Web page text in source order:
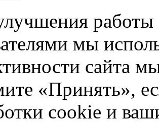
работы
мы
сайта
«Принять»,
cookie и